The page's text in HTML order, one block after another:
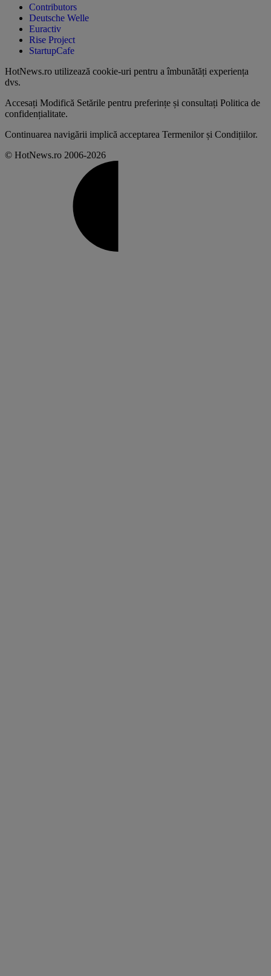
Contributors
Deutsche Welle
Euractiv
Rise Project
StartupCafe
HotNews.ro utilizează cookie-uri pentru a îmbunătăți experiența
dvs.
Accesați Modifică Setările pentru preferințe și consultați Politica de
confidențialitate.
Continuarea navigării implică acceptarea Termenilor și Condițiilor.
© HotNews.ro 2006-2026